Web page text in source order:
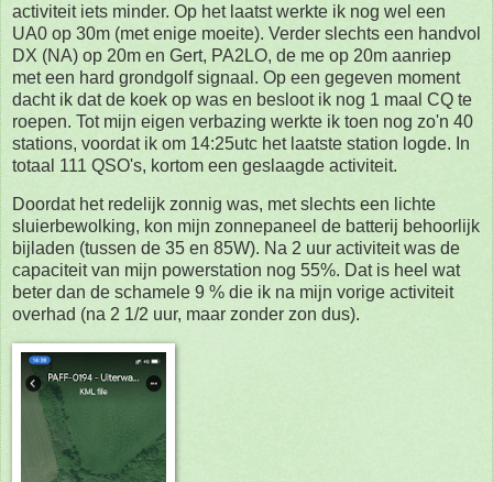
activiteit iets minder. Op het laatst werkte ik nog wel een
UA0 op 30m (met enige moeite). Verder slechts een handvol
DX (NA) op 20m en Gert, PA2LO, de me op 20m aanriep
met een hard grondgolf signaal. Op een gegeven moment
dacht ik dat de koek op was en besloot ik nog 1 maal CQ te
roepen. Tot mijn eigen verbazing werkte ik toen nog zo'n 40
stations, voordat ik om 14:25utc het laatste station logde. In
totaal 111 QSO's, kortom een geslaagde activiteit.
Doordat het redelijk zonnig was, met slechts een lichte
sluierbewolking, kon mijn zonnepaneel de batterij behoorlijk
bijladen (tussen de 35 en 85W). Na 2 uur activiteit was de
capaciteit van mijn powerstation nog 55%. Dat is heel wat
beter dan de schamele 9 % die ik na mijn vorige activiteit
overhad (na 2 1/2 uur, maar zonder zon dus).